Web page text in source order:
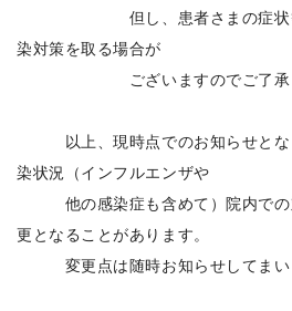
但し、患者さまの症状等に
染対策を取る場合が
ございますのでご了承く
以上、現時点でのお知らせとな
染状況（インフルエンザや
他の感染症も含めて）院内での
更となることがあります。
変更点は随時お知らせしてまい